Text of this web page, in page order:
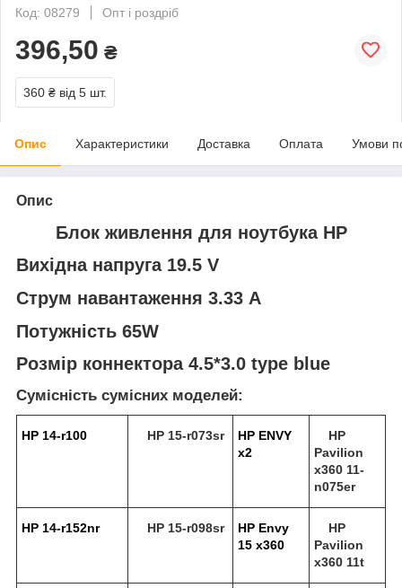
Код: 08279
Опт і роздріб
396,50 ₴
360 ₴ від 5 шт.
Опис Характеристики Доставка Оплата Умови
Опис
Блок живлення для ноутбука HP
Вихідна напруга 19.5 V
Струм навантаження 3.33 A
Потужність 65W
Розмір коннектора 4.5*3.0 type blue
Сумісність сумісних моделей:
HP 14-r100 HP 15-r073sr
HP ENVY
x2
HP
Pavilion
x360 11-
n075er
HP 14-r152nr HP 15-r098sr
HP Envy
15 x360
HP
Pavilion
x360 11t